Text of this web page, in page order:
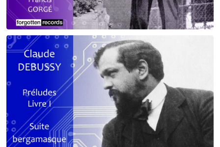
Debussy - Schmitt - Ravel
orchestrations numériques par Francis Gorgé